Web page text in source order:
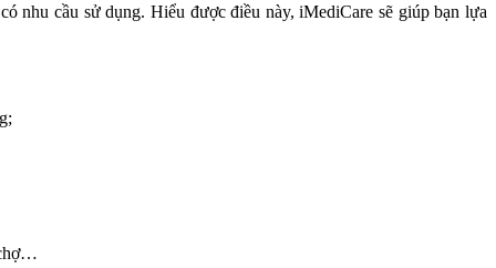
nhu cầu sử dụng. Hiểu được điều này, iMediCare sẽ giúp bạn lựa